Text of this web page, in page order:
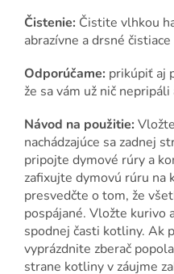
Čistenie: Čistite vlhkou
abrazívne a drsné
Odporúčame: prikúpiť aj
že sa vám už nič
Návod na použitie:
nachádzajúce sa zadnej
pripojte dymové rúry a
zafixujte dymovú rúru na
presvedčte o tom, že
pospájané. Vložte kurivo
spodnej časti kotliny. Ak
vyprázdnite zberač
strane kotliny v záujme